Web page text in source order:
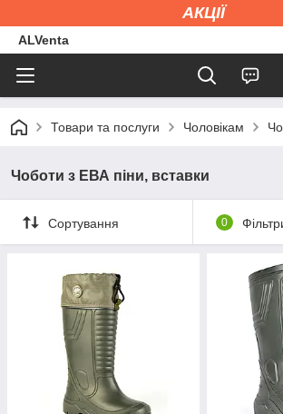
АКЦІЇ
ALVenta
Товари та послуги Чоловікам
Чоботи з ЕВА піни, вставки
Сортування 0